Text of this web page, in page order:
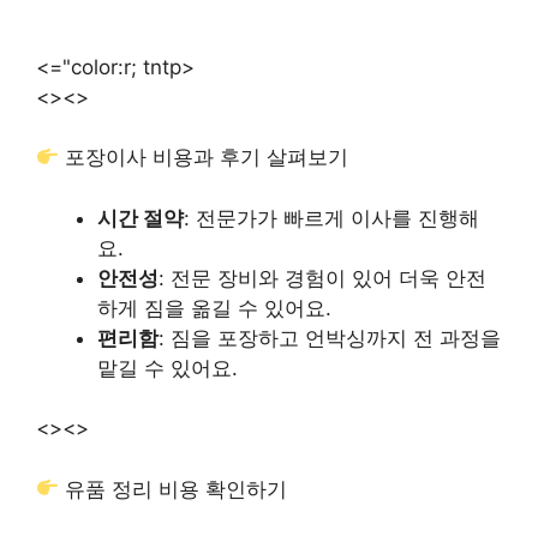
<="color:r; tntp>
<><>
포장이사 비용과 후기 살펴보기
시간 절약: 전문가가 빠르게 이사를 진행해
요.
안전성: 전문 장비와 경험이 있어 더욱 안전
하게 짐을 옮길 수 있어요.
편리함: 짐을 포장하고 언박싱까지 전 과정을
맡길 수 있어요.
<><>
유품 정리 비용 확인하기